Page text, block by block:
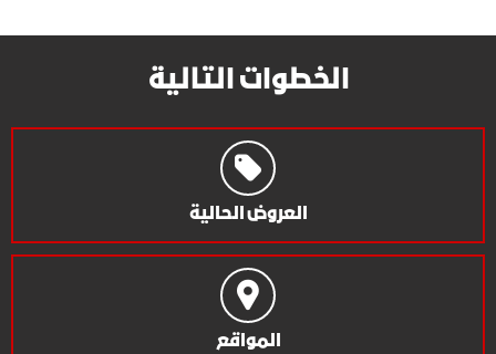
الخطوات التالية
العروض الحالية
المواقع